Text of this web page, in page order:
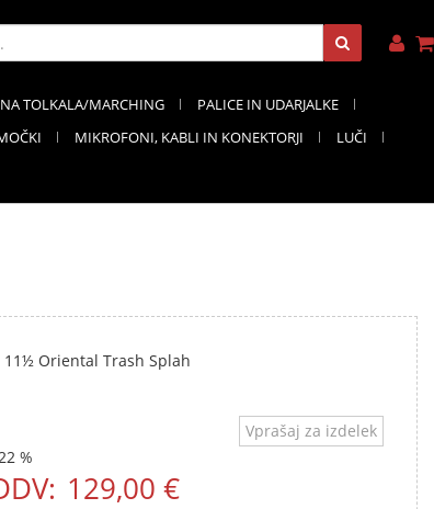
TOLKALA/MARCHING
PALICE IN UDARJALKE
MIKROFONI, KABLI IN KONEKTORJI
LUČI
Oriental Trash Splah
Vprašaj za izdelek
%
129,00 €